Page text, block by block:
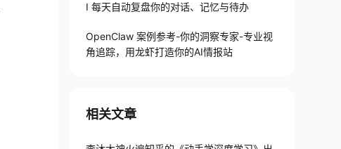
I 每天自动复盘你的对话、记忆与待办
OpenClaw 案例参考-你的洞察专家-专业视
角追踪，用龙虾打造你的AI情报站
相关文章